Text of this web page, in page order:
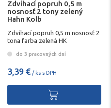
Zdvíhací popruh 0,5 m
nosnosť 2 tony zelený
Hahn Kolb
Zdvíhací popruh 0,5 m nosnosť 2
tona farba zelená HK
do 3 pracovných dní
3,39 € / ks s DPH